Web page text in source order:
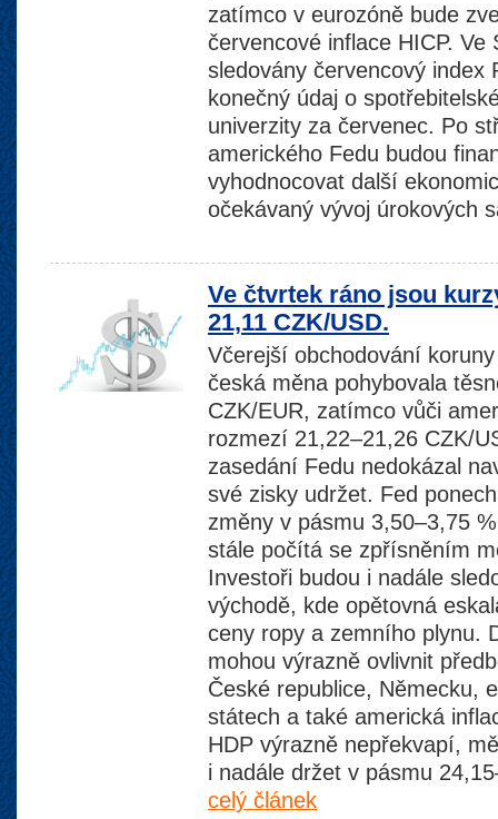
zatímco v eurozóně bude
červencové inflace HICP.
sledovány červencový index
konečný údaj o
univerzity za červenec. Po
amerického Fedu budou
vyhodnocovat další
očekávaný vývoj úrokových
Ve čtvrtek ráno jsou
21,11 CZK/USD.
Včerejší obchodování
česká měna pohybovala
CZK/EUR, zatímco vůči
rozmezí 21,22–21,26 CZK/
zasedání Fedu nedokázal
své zisky udržet. Fed
změny v pásmu 3,50–3,75
stále počítá se zpřísněním
Investoři budou i nadále
východě, kde opětovná
ceny ropy a zemního plynu.
mohou výrazně ovlivnit
České republice, Německu,
státech a také americká
HDP výrazně nepřekvapí,
i nadále držet v pásmu
celý článek